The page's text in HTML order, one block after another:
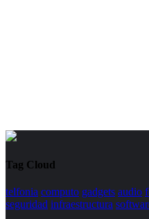
Tag Cloud
telfonia computo gadgets audio
seguridad infraestructura